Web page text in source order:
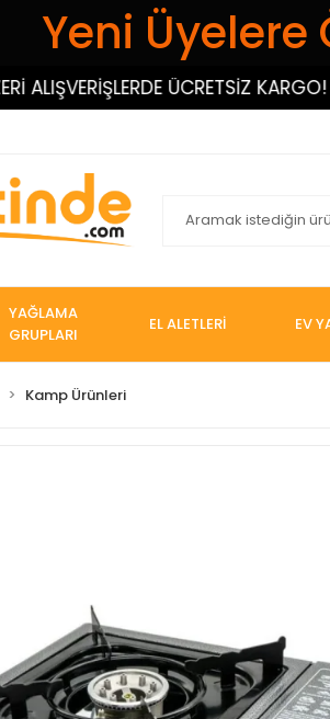
Yeni Üyelere
ÜCRETSİZ KARGO!
YAĞLAMA
GRUPLARI
EL ALETLERİ EV
Kamp Ürünleri